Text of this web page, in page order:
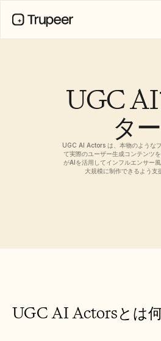
UGC AI
ター
UGC AI Actors は、本物のような
て実際のユーザー生成コンテンツ
がAIを活用してインフルエンサー
大規模に制作できるよう支
UGC AI Actorsとは
Partner Program